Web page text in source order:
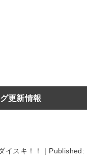
更新情報
イスキ！！ | Published: